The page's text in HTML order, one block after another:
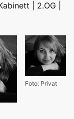
| 2.OG |
Foto: Privat